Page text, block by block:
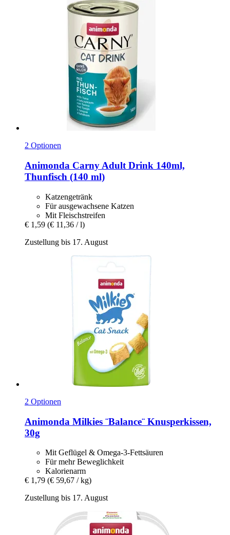
2 Optionen
Animonda Carny Adult Drink 140ml,
Thunfisch (140 ml)
Katzengetränk
Für ausgewachsene Katzen
Mit Fleischstreifen
€ 1,59 (€ 11,36 / l)
Zustellung bis 17. August
2 Optionen
Animonda Milkies ¨Balance¨ Knusperkissen,
30g
Mit Geflügel & Omega-3-Fettsäuren
Für mehr Beweglichkeit
Kalorienarm
€ 1,79 (€ 59,67 / kg)
Zustellung bis 17. August